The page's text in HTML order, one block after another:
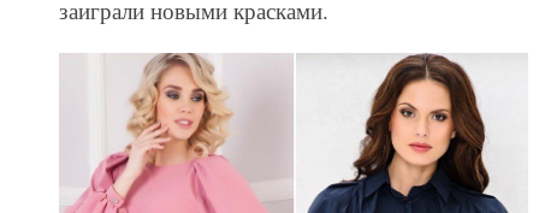
заиграли новыми красками.